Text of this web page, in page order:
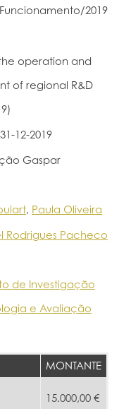
2019
operation and
of regional R&D
12-2019
Gaspar
, Paula Oliveira
Rodrigues Pacheco
de Investigação
e Avaliação
MONTANTE
15.000,00 €